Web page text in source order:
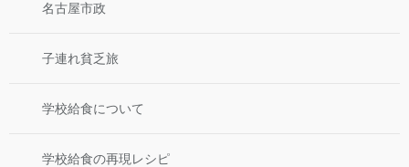
名古屋市政
子連れ貧乏旅
学校給食について
学校給食の再現レシピ